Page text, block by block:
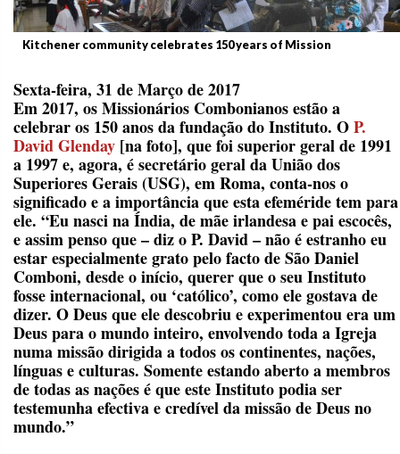
Kitchener community celebrates 150 years of Mission
Sexta-feira, 31 de Março de 2017
Em 2017, os Missionários Combonianos estão a
celebrar os 150 anos da fundação do Instituto. OP.
David Glenday [na foto], que foi superior geral de 1991
a 1997 e, agora, é secretário geral da União dos
Superiores Gerais (USG), em Roma, conta-nos o
significado e a importância que esta efeméride tem para
ele. “Eu nasci na Índia, de mãe irlandesa e pai escocês,
e assim penso que – diz o P. David – não é estranho eu
estar especialmente grato pelo facto de São Daniel
Comboni, desde o início, querer que o seu Instituto
fosse internacional, ou ‘católico’, como ele gostava de
dizer. O Deus que ele descobriu e experimentou era um
Deus para o mundo inteiro, envolvendo toda a Igreja
numa missão dirigida a todos os continentes, nações,
línguas e culturas. Somente estando aberto a membros
de todas as nações é que este Instituto podia ser
testemunha efectiva e credível da missão de Deus no
mundo.”